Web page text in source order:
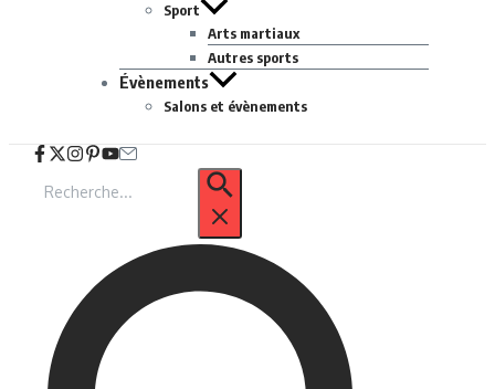
Sport
Arts martiaux
Autres sports
Évènements
Salons et évènements
pour